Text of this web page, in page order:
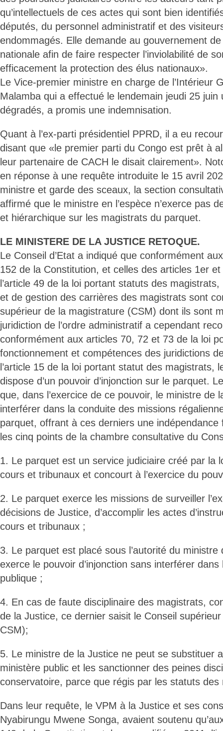
qu’intellectuels de ces actes qui sont bien
députés, du personnel administratif et des
endommagés. Elle demande au gouvernement
nationale afin de faire respecter l’inviolabilité de
efficacement la protection des élus nationaux».
Le Vice-premier ministre en charge de l’Intérieur
Malamba qui a effectué le lendemain jeudi 25 juin
dégradés, a promis une indemnisation.
Quant à l’ex-parti présidentiel PPRD, il a eu
disant que «le premier parti du Congo est prêt à
leur partenaire de CACH le disait clairement».
en réponse à une requête introduite le 15 avril
ministre et garde des sceaux, la section
affirmé que le ministre en l’espèce n’exerce pas
et hiérarchique sur les magistrats du parquet.
LE MINISTERE DE LA JUSTICE RETOQUE.
Le Conseil d’Etat a indiqué que conformément
152 de la Constitution, et celles des articles 1er
l’article 49 de la loi portant statuts des
et de gestion des carrières des magistrats sont
supérieur de la magistrature (CSM) dont ils sont
juridiction de l’ordre administratif a cependant
conformément aux articles 70, 72 et 73 de la loi
fonctionnement et compétences des juridictions
l’article 15 de la loi portant statut des magistrats,
dispose d’un pouvoir d’injonction sur le parquet.
que, dans l’exercice de ce pouvoir, le ministre de
interférer dans la conduite des missions
parquet, offrant à ces derniers une indépendance
les cinq points de la chambre consultative du
1. Le parquet est un service judiciaire créé par la
cours et tribunaux et concourt à l’exercice du
2. Le parquet exerce les missions de surveiller
décisions de Justice, d’accomplir les actes
cours et tribunaux ;
3. Le parquet est placé sous l’autorité du ministre
exerce le pouvoir d’injonction sans interférer dans
publique ;
4. En cas de faute disciplinaire des magistrats,
de la Justice, ce dernier saisit le Conseil
CSM);
5. Le ministre de la Justice ne peut se substituer
ministère public et les sanctionner des peines
conservatoire, parce que régis par les statuts des
Dans leur requête, le VPM à la Justice et ses
Nyabirungu Mwene Songa, avaient soutenu